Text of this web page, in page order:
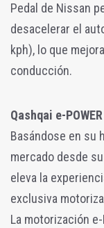
Pedal de Nissan
desacelerar el
kph), lo que
conducción.
Qashqai e-POWER
Basándose en su
mercado desde
eleva la
exclusiva
La motorización